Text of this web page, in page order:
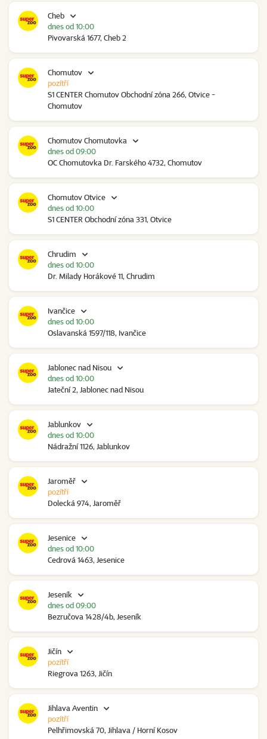
Cheb
Pivovarská 1677, Cheb 2
dnes od 10:00
Chomutov
S1 CENTER Chomutov Obchodní zóna 266, Otvice -
Chomutov
pozítří
Chomutov Chomutovka
OC Chomutovka Dr. Farského 4732, Chomutov
dnes od 09:00
Chomutov Otvice
S1 CENTER Obchodní zóna 331, Otvice
dnes od 10:00
Chrudim
Dr. Milady Horákové 11, Chrudim
dnes od 10:00
Ivančice
Oslavanská 1597/118, Ivančice
dnes od 10:00
Jablonec nad Nisou
Jateční 2, Jablonec nad Nisou
dnes od 10:00
Jablunkov
Nádražní 1126, Jablunkov
dnes od 10:00
Jaroměř
Dolecká 974, Jaroměř
pozítří
Jesenice
Cedrová 1463, Jesenice
dnes od 10:00
Jeseník
Bezručova 1428/4b, Jeseník
dnes od 09:00
Jičín
Riegrova 1263, Jičín
pozítří
Jihlava Aventin
Pelhřimovská 70, Jihlava / Horní Kosov
pozítří